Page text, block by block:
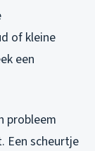
of kleine
een
probleem
scheurtje